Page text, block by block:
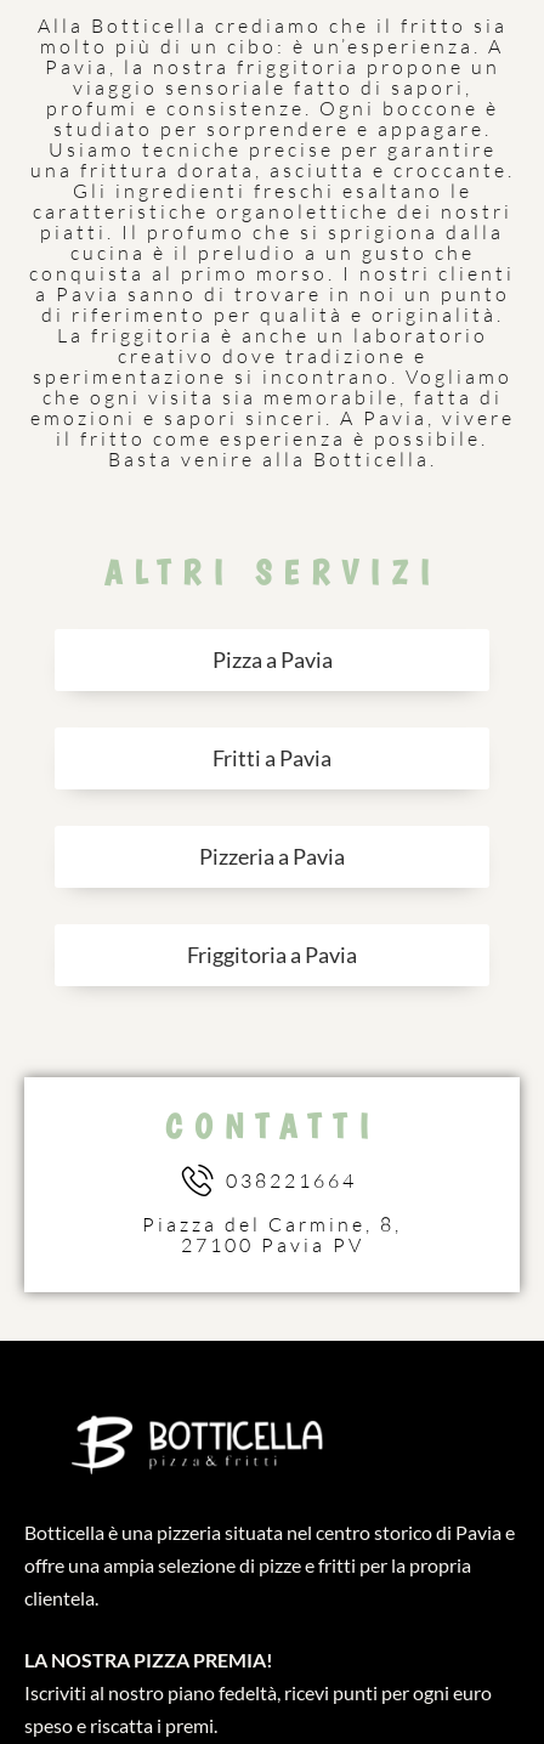
Alla Botticella crediamo che il fritto sia
molto più di un cibo: è un’esperienza. A
Pavia, la nostra friggitoria propone un
viaggio sensoriale fatto di sapori,
profumi e consistenze. Ogni boccone è
studiato per sorprendere e appagare.
Usiamo tecniche precise per garantire
una frittura dorata, asciutta e croccante.
Gli ingredienti freschi esaltano le
caratteristiche organolettiche dei nostri
piatti. Il profumo che si sprigiona dalla
cucina è il preludio a un gusto che
conquista al primo morso. I nostri clienti
a Pavia sanno di trovare in noi un punto
di riferimento per qualità e originalità.
La friggitoria è anche un laboratorio
creativo dove tradizione e
sperimentazione si incontrano. Vogliamo
che ogni visita sia memorabile, fatta di
emozioni e sapori sinceri. A Pavia, vivere
il fritto come esperienza è possibile.
Basta venire alla Botticella.
ALTRI SERVIZI
Pizza a Pavia
Fritti a Pavia
Pizzeria a Pavia
Friggitoria a Pavia
CONTATTI
038221664
Piazza del Carmine, 8,
27100 Pavia PV
Botticella è una pizzeria situata nel centro storico di Pavia e
offre una ampia selezione di pizze e fritti per la propria
clientela.
LA NOSTRA PIZZA PREMIA!
Iscriviti al nostro piano fedeltà, ricevi punti per ogni euro
speso e riscatta i premi.